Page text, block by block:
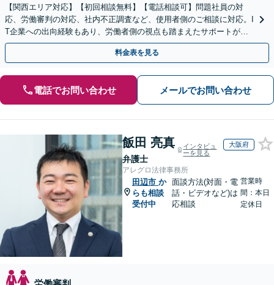
【関西エリア対応】【初回相談無料】【電話相談可】問題社員の対
応、労働審判の対応、社内不正調査など、使用者側のご相談に対応。I
T企業への出向経験もあり、労働者側の視点も踏まえたサポートが可
能です。お気軽にご相談ください。【夜間・土日相談可】
料金表を見る
電話でお問い合わせ メールでお問い合わせ
飯田 亮真
弁護士
インタビュ
ーを見る
大阪府
アレグロ法律事務所
田辺市 か
らも相談
受付中
面談方法(対面・電
話・ビデオなど)は
応相談
営業時
間：本日
定休日